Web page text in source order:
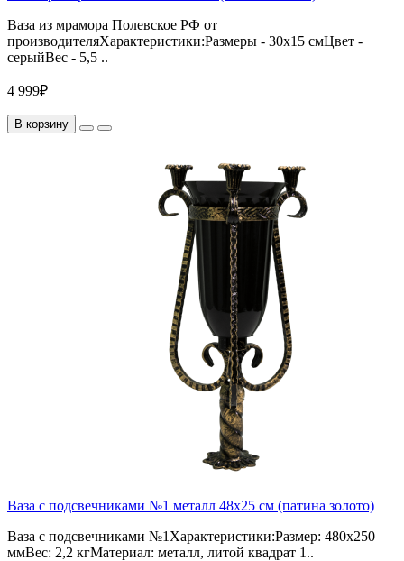
Ваза из мрамора Полевское РФ от
производителяХарактеристики:Размеры - 30х15 смЦвет -
серыйВес - 5,5 ..
4 999₽
В корзину
Ваза с подсвечниками №1 металл 48х25 см (патина золото)
Ваза с подсвечниками №1Характеристики:Размер: 480х250
ммВес: 2,2 кгМатериал: металл, литой квадрат 1..